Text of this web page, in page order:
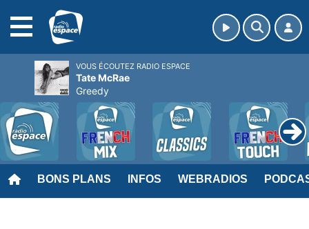
BONS PLANS INFOS WEBRADIOS
VOUS ÉCOUTEZ RADIO ESPACE
Tate McRae
Greedy